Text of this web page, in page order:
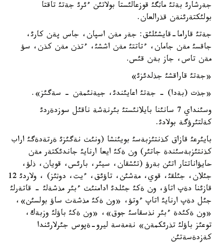
جةرشارئ بةتئ ماثگئ قوزعالئستا بولاتئن ءئرئ جةتئ تاقتا
بولئكتةرئنةن قذرالعان.
جةتئ قاراما-قايشئلئق: جةر مةن اسپان، جاس پةن كارئ،
جاقسئ مةن جامان، ءتاتتئ مةن اششئ، ءتذن مةن كذن، سؤ
مةن تاس، جاز بةن قئس.
«جةتئ قاراقشئ جذلدئزئ»
«جذت (بةدا) - جةتئ اعايئندئ، جيةنئمةن - سةگئز».
وسئنداي 7 سانئنا بايلانئستئ بئرنةشة ناقئل سوزدةردئ
كةلتئرؤگة بولادئ.
بايئرعئ قازاق كذنتئزبةسئ بويئنشا (ونئث نةگئزئ ةرتةدةگئ اراب
كذنتئزبةسئندة جاتئر) ون ةكئ ايعا ارنايئ جاندئكتةر مةن
حايؤاناتتار اتئن بةرؤ (تئشقان، سيئر، بارئس، قويان، ذلؤ،
جئلان، جئلقئ، قوي، مةشئن، تاؤئق، ءيت، دوثئز) ، ولاردئ 12
قازئنا دةپ اتاؤ، ون ةكئ جئلدئ ادامنئث ءبئر مذشةلئ - قاتةرلئ
جئل دةپ ارنايئ اتاپ ءوتؤ، «ون ةكئ مذشةث ساؤ بولسئن»،
«ون ةكئدة ءبئر نذسقاسئ جوق»، «ون ةكئ باؤلئ وزبةك،
توعئز باؤلئ تذرئكمةن» نةمةسة ليرو-ةپوس جئرلارئندا
كةزدةسةتئن